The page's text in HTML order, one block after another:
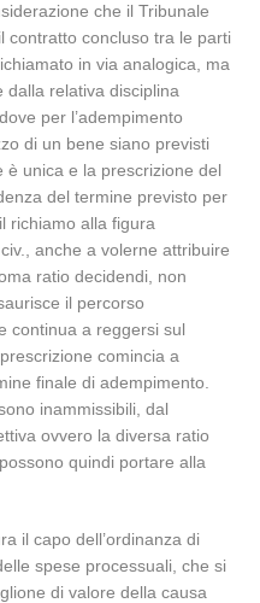
che il Tribunale
contratto concluso tra le parti
in via analogica, ma
relativa disciplina
per l’adempimento
di un bene siano previsti
è unica e la prescrizione del
del termine previsto per
richiamo alla figura
anche a volerne attribuire
ratio decidendi, non
il percorso
continua a reggersi sul
comincia a
finale di adempimento.
inammissibili, dal
ovvero la diversa ratio
quindi portare alla
il capo dell’ordinanza di
spese processuali, che si
di valore della causa